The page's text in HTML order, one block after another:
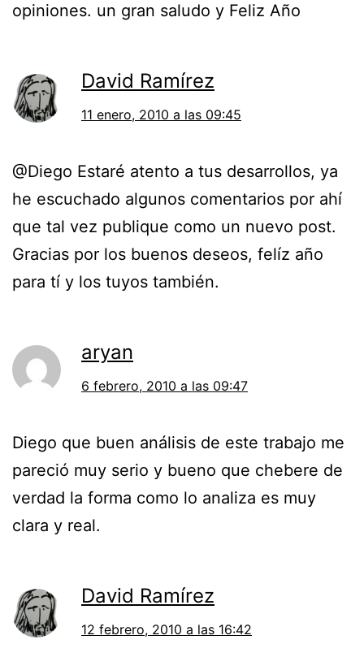
opiniones. un gran saludo y Feliz Año
David Ramírez
11 enero, 2010 a las 09:45
@Diego Estaré atento a tus desarrollos, ya
he escuchado algunos comentarios por ahí
que tal vez publique como un nuevo post.
Gracias por los buenos deseos, felíz año
para tí y los tuyos también.
aryan
6 febrero, 2010 a las 09:47
Diego que buen análisis de este trabajo me
pareció muy serio y bueno que chebere de
verdad la forma como lo analiza es muy
clara y real.
David Ramírez
12 febrero, 2010 a las 16:42